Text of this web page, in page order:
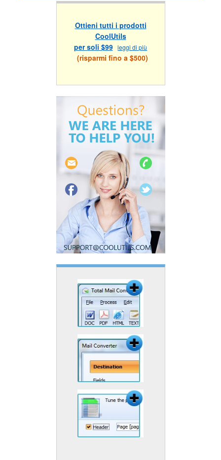
Ottieni tutti i prodotti
CoolUtils
per soli $99 leggi di più
(risparmi fino a $500)